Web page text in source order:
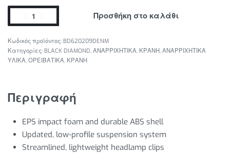
Προσθήκη στο καλάθι
BD620209DENM
Κατηγορίες: BLACK DIAMOND, ΑΝΑΡΡΙΧΗΤΙΚΑ, ΚΡΑΝΗ, ΑΝΑΡΡΙΧΗΤΙΚΑ
ΥΛΙΚΑ, ΟΡΕΙΒΑΤΙΚΑ, ΚΡΑΝΗ
Περιγραφή
EPS impact foam and durable ABS shell
Updated, low-profile suspension system
Streamlined, lightweight headlamp clips